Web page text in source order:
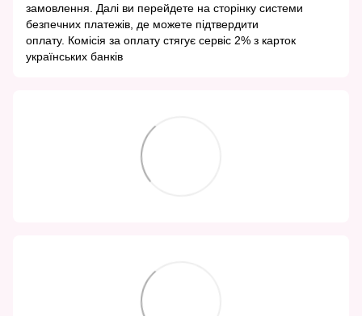
замовлення. Далі ви перейдете на сторінку системи
безпечних платежів, де можете підтвердити
оплату. Комісія за оплату стягує сервіс 2% з карток
українських банків